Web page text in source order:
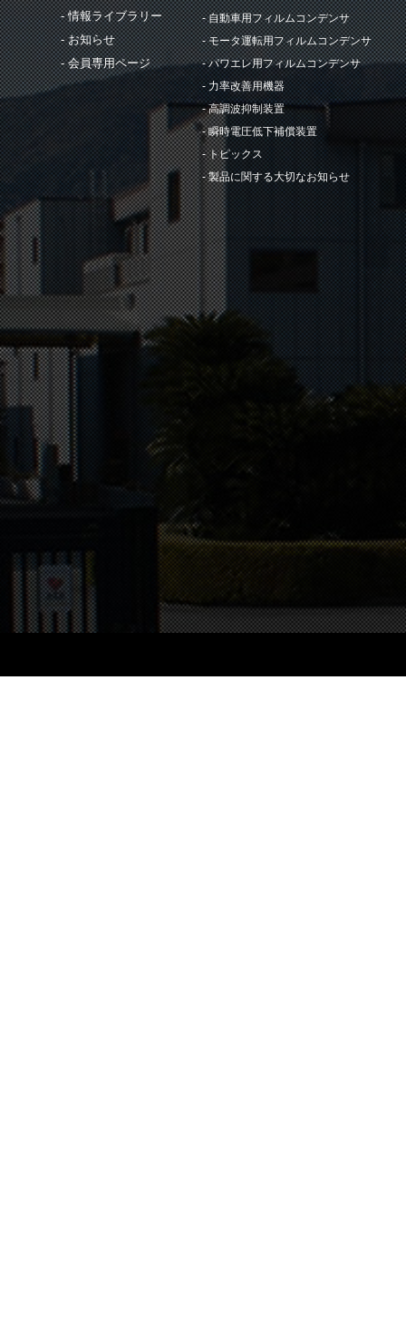
情報ライブラリー
お知らせ
会員専用ページ
自動車用フィルムコンデンサ
モータ運転用フィルムコンデンサ
パワエレ用フィルムコンデンサ
力率改善用機器
高調波抑制装置
瞬時電圧低下補償装置
トピックス
製品に関する大切なお知らせ